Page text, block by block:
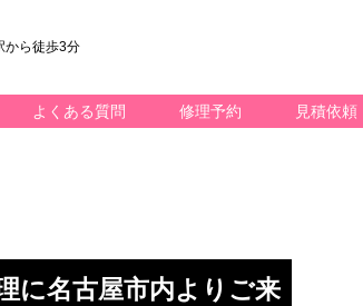
から徒歩3分
よくある質問 修理予約 見積依頼
に名古屋市内よりご来